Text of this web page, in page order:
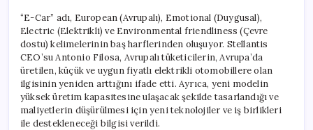
“E-Car” adı, European (Avrupalı), Emotional (Duygusal),
Electric (Elektrikli) ve Environmental friendliness (Çevre
dostu) kelimelerinin baş harflerinden oluşuyor. Stellantis
CEO’su Antonio Filosa, Avrupalı tüketicilerin, Avrupa’da
üretilen, küçük ve uygun fiyatlı elektrikli otomobillere olan
ilgisinin yeniden arttığını ifade etti. Ayrıca, yeni modelin
yüksek üretim kapasitesine ulaşacak şekilde tasarlandığı ve
maliyetlerin düşürülmesi için yeni teknolojiler ve iş birlikleri
ile destekleneceği bilgisi verildi.